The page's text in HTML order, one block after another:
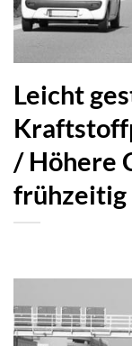
Leicht
/ Höhere
frühzeitig